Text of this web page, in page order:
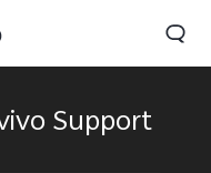
Support